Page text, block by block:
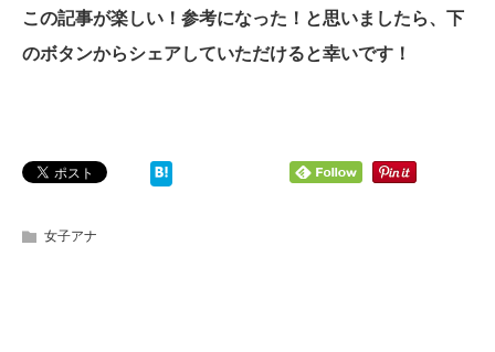
この記事が楽しい！参考になった！と思いましたら、下
のボタンからシェアしていただけると幸いです！
女子アナ